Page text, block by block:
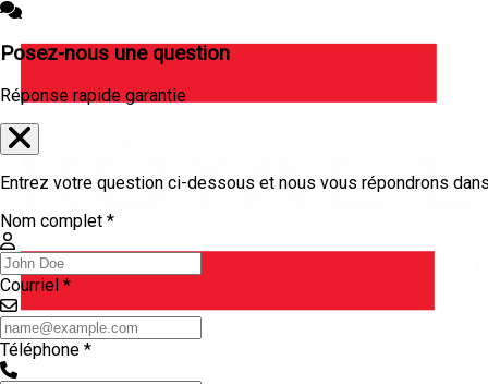
Posez-nous une question
Réponse rapide garantie
Entrez votre question ci-dessous et nous vous répondrons
Nom complet *
Courriel *
Téléphone *